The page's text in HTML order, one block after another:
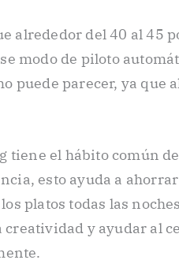
alrededor del 40 al 45
modo de piloto
puede parecer, ya que
tiene el hábito común
esto ayuda a
platos todas las
y ayudar al